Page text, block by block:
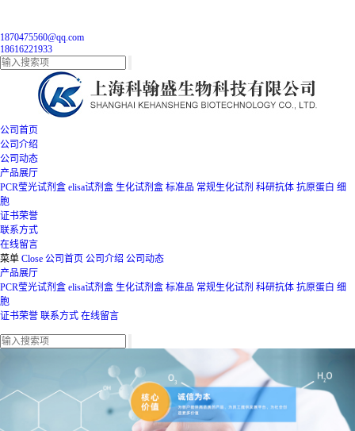
1870475560@qq.com
18616221933
公司首页
公司介绍
公司动态
产品展厅
PCR莹光试剂盒 elisa试剂盒 生化试剂盒 标准品 常规生化试剂 科研抗体 抗原蛋白 细
胞
证书荣誉
联系方式
在线留言
菜单 Close 公司首页 公司介绍 公司动态
产品展厅
PCR莹光试剂盒 elisa试剂盒 生化试剂盒 标准品 常规生化试剂 科研抗体 抗原蛋白 细
胞
证书荣誉 联系方式 在线留言